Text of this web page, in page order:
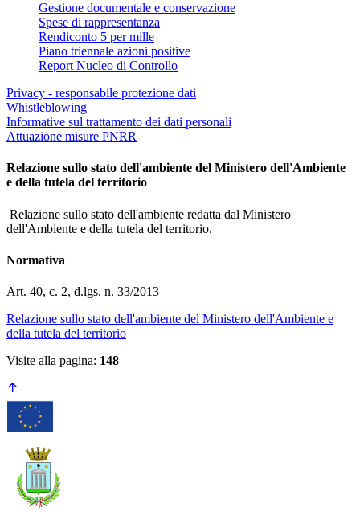
Gestione documentale e conservazione
Spese di rappresentanza
Rendiconto 5 per mille
Piano triennale azioni positive
Report Nucleo di Controllo
Privacy - responsabile protezione dati
Whistleblowing
Informative sul trattamento dei dati personali
Attuazione misure PNRR
Relazione sullo stato dell'ambiente del Ministero dell'Ambiente
e della tutela del territorio
Relazione sullo stato dell'ambiente redatta dal Ministero
dell'Ambiente e della tutela del territorio.
Normativa
Art. 40, c. 2, d.lgs. n. 33/2013
Relazione sullo stato dell'ambiente del Ministero dell'Ambiente e
della tutela del territorio
Visite alla pagina: 148